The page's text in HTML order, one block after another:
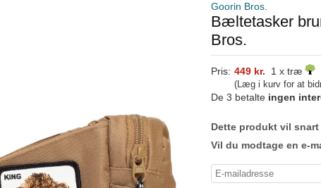
Goorin Bros.
Bæltetasker
Bros.
Pris: 449 kr. 1 x træ
(Læg i kurv for at
De 3 betalte ingen
Dette produkt vil
Vil du modtage en e-